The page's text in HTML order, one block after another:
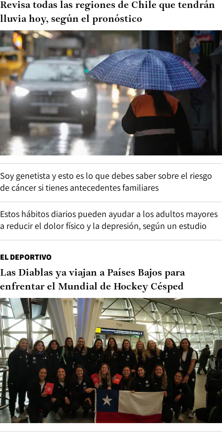
Revisa todas las regiones de Chile que tendrán
lluvia hoy, según el pronóstico
Soy genetista y esto es lo que debes saber sobre el riesgo
de cáncer si tienes antecedentes familiares
Estos hábitos diarios pueden ayudar a los adultos mayores
a reducir el dolor físico y la depresión, según un estudio
EL DEPORTIVO
Las Diablas ya viajan a Países Bajos para
enfrentar el Mundial de Hockey Césped